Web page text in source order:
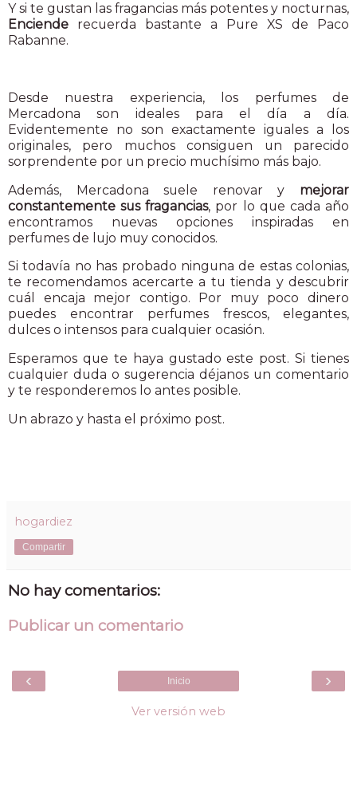
Y si te gustan las fragancias más potentes y nocturnas,
Enciende recuerda bastante a Pure XS de Paco
Rabanne.
Desde nuestra experiencia, los perfumes de
Mercadona son ideales para el día a día.
Evidentemente no son exactamente iguales a los
originales, pero muchos consiguen un parecido
sorprendente por un precio muchísimo más bajo.
Además, Mercadona suele renovar y mejorar
constantemente sus fragancias, por lo que cada año
encontramos nuevas opciones inspiradas en
perfumes de lujo muy conocidos.
Si todavía no has probado ninguna de estas colonias,
te recomendamos acercarte a tu tienda y descubrir
cuál encaja mejor contigo. Por muy poco dinero
puedes encontrar perfumes frescos, elegantes,
dulces o intensos para cualquier ocasión.
Esperamos que te haya gustado este post. Si tienes
cualquier duda o sugerencia déjanos un comentario
y te responderemos lo antes posible.
Un abrazo y hasta el próximo post.
hogardiez
Compartir
No hay comentarios:
Publicar un comentario
‹ ›
Inicio
Ver versión web